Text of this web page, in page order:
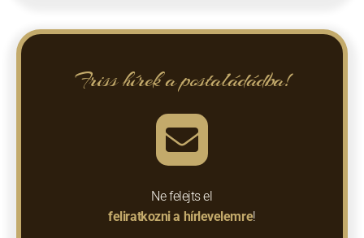
Friss hírek a postaládádba!
Ne felejts el
feliratkozni a hírlevelemre!